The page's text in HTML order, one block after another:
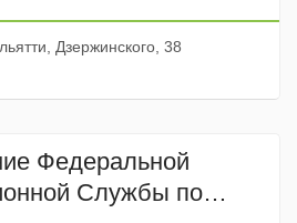
Дзержинского, 38
Федеральной
Службы по